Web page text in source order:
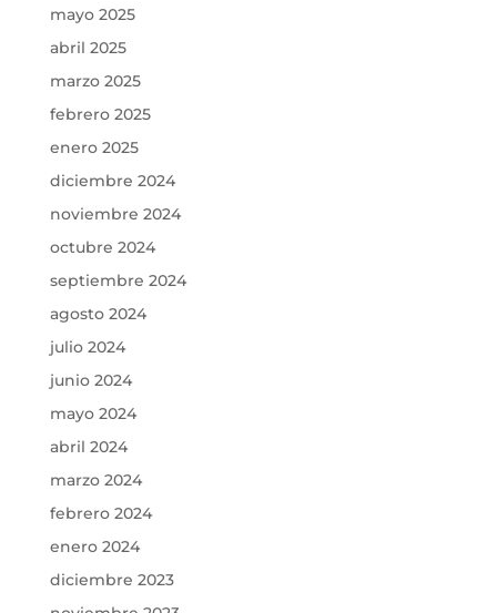
mayo 2025
abril 2025
marzo 2025
febrero 2025
enero 2025
diciembre 2024
noviembre 2024
octubre 2024
septiembre 2024
agosto 2024
julio 2024
junio 2024
mayo 2024
abril 2024
marzo 2024
febrero 2024
enero 2024
diciembre 2023